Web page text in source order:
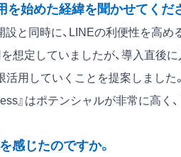
始めた経緯を聞かせてくだ
と同時に、LINEの利便性を高め
想定していましたが、導入直後
用していくことを提案しました
』はポテンシャルが非常に高く
感じたのですか。